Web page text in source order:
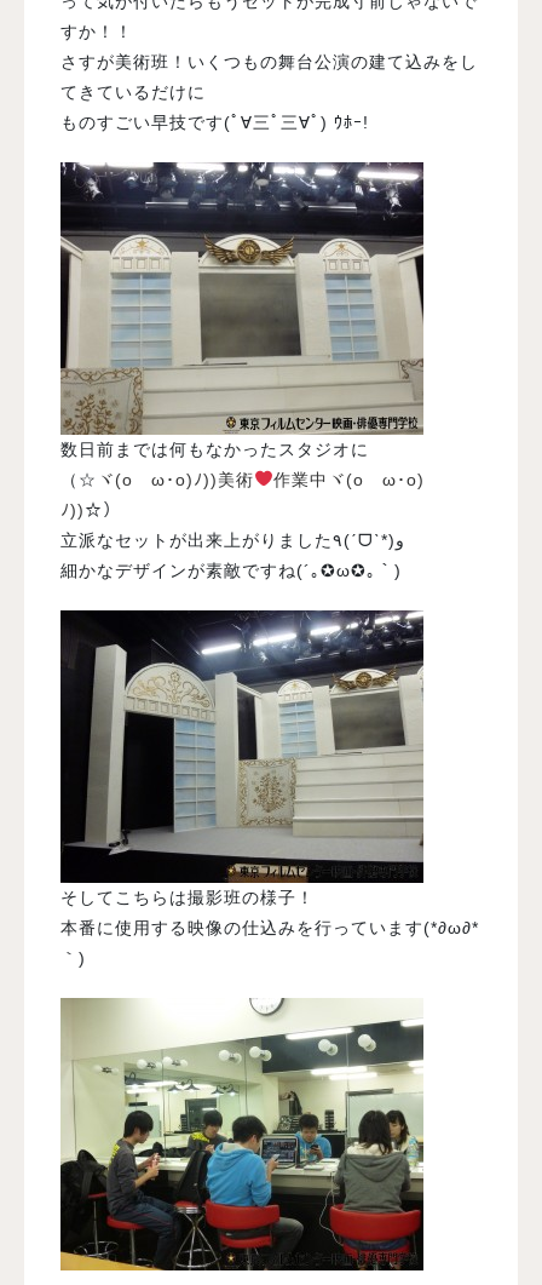
すか！！
さすが美術班！いくつもの舞台公演の建て込みをし
てきているだけに
ものすごい早技です(ﾟ∀三ﾟ三∀ﾟ) ｳﾎｰ!
数日前までは何もなかったスタジオに
（☆ ヾ(oゝω･o)ﾉ))美術
作業中ヾ(oゝω･o)
ﾉ))☆）
立派なセットが出来上がりました٩(ˊᗜˋ*)و
細かなデザインが素敵ですね(´｡✪ω✪｡｀)
そしてこちらは撮影班の様子！
本番に使用する映像の仕込みを行っています(*∂ω∂*
｀)